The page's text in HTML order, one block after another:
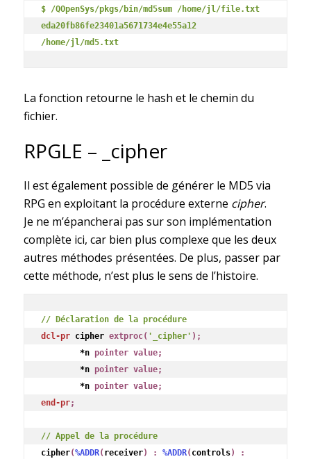
$ /QOpenSys/pkgs/bin/md5sum /home/jl/file.txt
eda20fb86fe23401a5671734e4e55a12
/home/jl/md5.txt
La fonction retourne le hash et le chemin du
fichier.
RPGLE – _cipher
Il est également possible de générer le MD5 via
RPG en exploitant la procédure externe cipher.
Je ne m’épancherai pas sur son implémentation
complète ici, car bien plus complexe que les deux
autres méthodes présentées. De plus, passer par
cette méthode, n’est plus le sens de l’histoire.
// Déclaration de la procédure
dcl-pr cipher extproc( '_cipher' );
	*n
pointer value;
	*n
pointer value;
	*n
pointer value;
end-pr;
// Appel de la procédure
cipher(%ADDR( receiver) : %ADDR( controls